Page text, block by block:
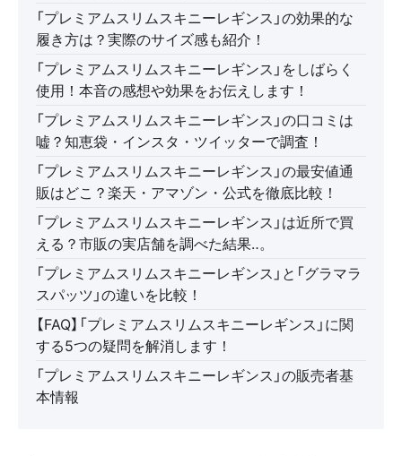
「プレミアムスリムスキニーレギンス」の効果的な
履き方は？実際のサイズ感も紹介！
「プレミアムスリムスキニーレギンス」をしばらく
使用！本音の感想や効果をお伝えします！
「プレミアムスリムスキニーレギンス」の口コミは
嘘？知恵袋・インスタ・ツイッターで調査！
「プレミアムスリムスキニーレギンス」の最安値通
販はどこ？楽天・アマゾン・公式を徹底比較！
「プレミアムスリムスキニーレギンス」は近所で買
える？市販の実店舗を調べた結果‥。
「プレミアムスリムスキニーレギンス」と「グラマラ
スパッツ」の違いを比較！
【FAQ】「プレミアムスリムスキニーレギンス」に関
する5つの疑問を解消します！
「プレミアムスリムスキニーレギンス」の販売者基
本情報